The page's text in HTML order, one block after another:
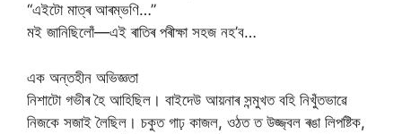
“এইটো মাত্ৰ আৰম্ভণি…”
মই জানিছিলোঁ—এই ৰাতিৰ পৰীক্ষা সহজ নহ’ব…
এক অন্তহীন অভিজ্ঞতা
নিশাটো গভীৰ হৈ আহিছিল। বাইদেউ আয়নাৰ সন্মুখত বহি নিখুঁতভাৱে
নিজকে সজাই লৈছিল। চকুত গাঢ় কাজল, ওঠত ত উজ্জ্বল ৰঙা লিপষ্টিক,